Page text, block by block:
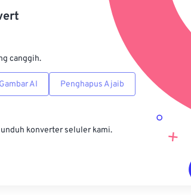
OneDrive
Url
canggih.
AI Penghapus Ajaib
konverter seluler kami.